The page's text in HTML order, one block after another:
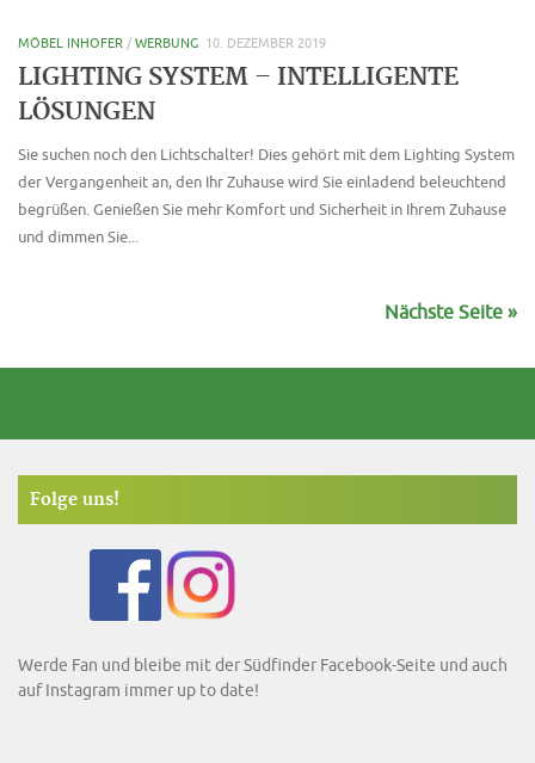
MÖBEL INHOFER / WERBUNG 10. DEZEMBER 2019
LIGHTING SYSTEM – INTELLIGENTE
LÖSUNGEN
Sie suchen noch den Lichtschalter! Dies gehört mit dem Lighting System
der Vergangenheit an, den Ihr Zuhause wird Sie einladend beleuchtend
begrüßen. Genießen Sie mehr Komfort und Sicherheit in Ihrem Zuhause
und dimmen Sie...
Nächste Seite »
Folge uns!
Werde Fan und bleibe mit der Südfinder Facebook-Seite und auch
auf Instagram immer up to date!